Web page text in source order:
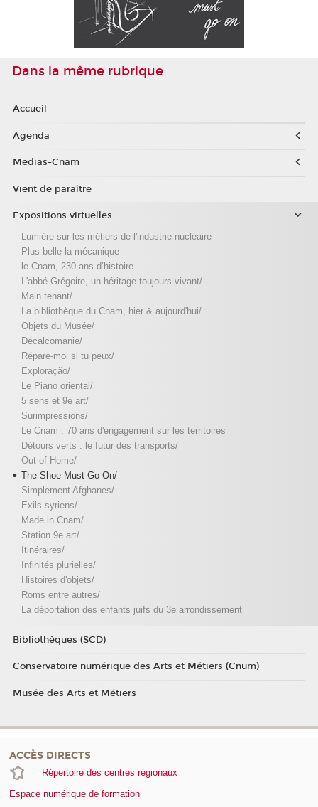
Dans la même rubrique
Accueil
Agenda
Medias-Cnam
Vient de paraître
Expositions virtuelles
Lumière sur les métiers de l'industrie nucléaire
Plus belle la mécanique
le Cnam, 230 ans d’histoire
L'abbé Grégoire, un héritage toujours vivant/
Main tenant/
La bibliothèque du Cnam, hier & aujourd'hui/
Objets du Musée/
Décalcomanie/
Répare-moi si tu peux/
Exploração/
Le Piano oriental/
5 sens et 9e art/
Surimpressions/
Le Cnam : 70 ans d'engagement sur les territoires
Détours verts : le futur des transports/
Out of Home/
The Shoe Must Go On/
Simplement Afghanes/
Exils syriens/
Made in Cnam/
Station 9e art/
Itinéraires/
Infinités plurielles/
Histoires d'objets/
Roms entre autres/
La déportation des enfants juifs du 3e arrondissement
Bibliothèques (SCD)
Conservatoire numérique des Arts et Métiers (Cnum)
Musée des Arts et Métiers
ACCÈS DIRECTS
Répertoire des centres régionaux
Espace numérique de formation